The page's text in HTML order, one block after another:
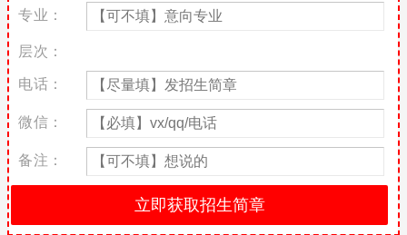
技术学校春季招生时间一般为2月至3月，秋季招生时间一般为6月
至8月。一些技术学校春季不招生，许多技术学校开设短期培训专
业，全年招生。技术学院的招生通常在九年义务教育后进行，相当
于高中水平，但普通高中注重基础知识的教学，技术学院的教学更
注重劳动技能的培训。
优秀的技校专业
it类专业
近年来it电脑行业发展迅速it人才稀缺，优秀it人才是用人单位竞争
的对象，就业前景好，行业工资高。
专业：
层次：
电话：
微信：
备注：